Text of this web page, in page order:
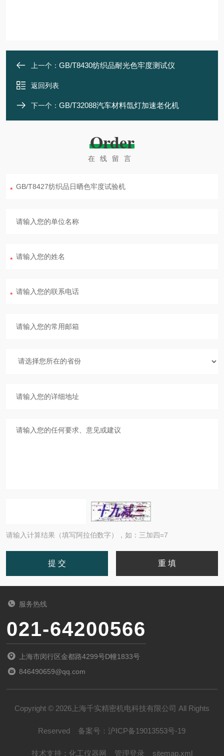
上一个： GB/T8430纺织品耐光色牢度测试仪
返回列表
下一个： GB/T32088汽车材料氙灯加速老化机
Order
在线留言
请输入计算结果（填写阿拉伯数字），如：三加四=7
服务热线
021-64200566
上海市闵行区金都路4299号D幢1833号
846490659@qq.com
Copyright © 2026上海千实精密机电科技有限公司 All Rights
Reserved 备案号： 沪ICP备19013553号-19
技术支持： 化工仪器网 管理登录 sitemap.xml